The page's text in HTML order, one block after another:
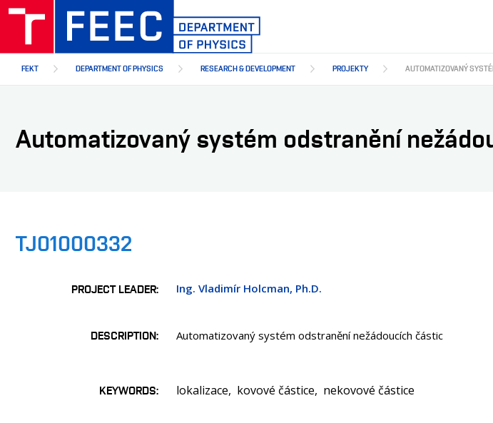
Skip
content
FEKT DEPARTMENT OF PHYSICS RESEARCH & DEVELOPMENT PROJEKTY AUTOMATIZOVANÝ
Automatizovaný systém odstranění
TJ01000332
PROJECT LEADER Ing. Vladimír Holcman, Ph.D.
DESCRIPTION Automatizovaný systém odstranění nežádoucích částic
KEYWORDS lokalizace kovové částice nekovové částice